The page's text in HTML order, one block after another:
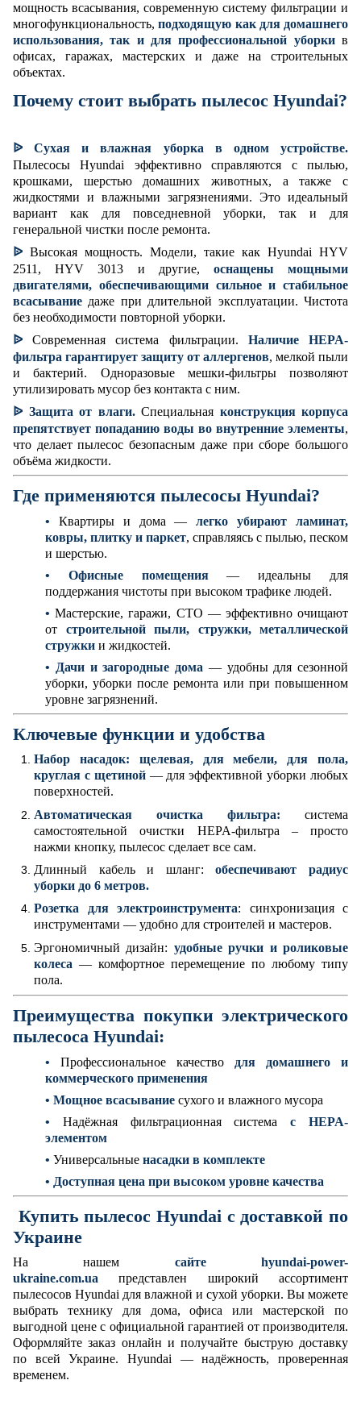
мощность всасывания, современную систему фильтрации и
многофункциональность,подходящую как для домашнего
использования, так и для профессиональной уборкив
офисах, гаражах, мастерских и даже на строительных
объектах.
Почему стоит выбрать пылесос Hyundai?
ᐉСухая и влажная уборка в одном устройстве.
Пылесосы Hyundai эффективно справляются с пылью,
крошками, шерстью домашних животных, а также с
жидкостями и влажными загрязнениями. Это идеальный
вариант как для повседневной уборки, так и для
генеральной чистки после ремонта.
ᐉ Высокая мощность. Модели, такие как Hyundai HYV
2511, HYV 3013 и другие, оснащены мощными
двигателями, обеспечивающими сильное и стабильное
всасывание даже при длительной эксплуатации. Чистота
без необходимости повторной уборки.
ᐉСовременная система фильтрации. Наличие HEPA-
фильтра гарантирует защиту от аллергенов, мелкой пыли
и бактерий. Одноразовые мешки-фильтры позволяют
утилизировать мусор без контакта с ним.
ᐉ Защита от влаги.Специальная конструкция корпуса
препятствует попаданию воды во внутренние элементы,
что делает пылесос безопасным даже при сборе большого
объёма жидкости.
Где применяются пылесосы Hyundai?
• Квартиры и дома —легко убирают ламинат,
ковры, плитку и паркет, справляясь с пылью, песком
и шерстью.
• Офисные помещения— идеальны для
поддержания чистоты при высоком трафике людей.
•Мастерские, гаражи, СТО — эффективно очищают
от строительной пыли, стружки, металлической
стружки и жидкостей.
• Дачи и загородные дома — удобны для сезонной
уборки, уборки после ремонта или при повышенном
уровне загрязнений.
Ключевые функции и удобства
Набор насадок: щелевая, для мебели, для пола,
круглая с щетиной— для эффективной уборки любых
поверхностей.
Автоматическая очистка фильтра: система
самостоятельной очистки HEPA-фильтра – просто
нажми кнопку, пылесос сделает все сам.
Длинный кабель и шланг:обеспечивают радиус
уборки до 6 метров.
Розетка для электроинструмента: синхронизация с
инструментами — удобно для строителей и мастеров.
Эргономичный дизайн: удобные ручки и роликовые
колеса — комфортное перемещение по любому типу
пола.
Преимущества покупки электрического
пылесоса Hyundai:
• Профессиональное качество для домашнего и
коммерческого применения
• Мощное всасывание сухого и влажного мусора
• Надёжная фильтрационная системас HEPA-
элементом
• Универсальные насадки в комплекте
• Доступная цена при высоком уровне качества
Купить пылесос Hyundai с доставкой по
Украине
На нашем сайте hyundai-power-
ukraine.com.ua
представлен широкий ассортимент
пылесосов Hyundai для влажной и сухой уборки. Вы можете
выбрать технику для дома, офиса или мастерской по
выгодной цене с официальной гарантией от производителя.
Оформляйте заказ онлайн и получайте быструю доставку
по всей Украине. Hyundai — надёжность, проверенная
временем.